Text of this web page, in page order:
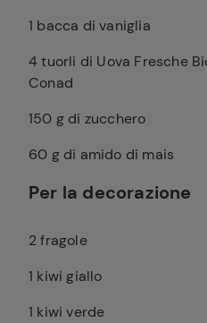
1 bacca di vaniglia
4tuorli di Uova Fresche
Conad
150 g di zucchero
60 g di amido di mais
Per la decorazione
2fragole
1 kiwi giallo
1 kiwi verde